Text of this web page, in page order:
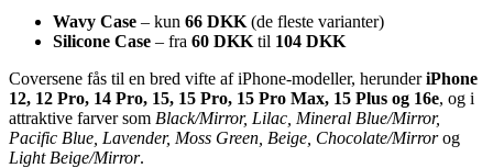
Wavy Case – kun 66 DKK (de fleste varianter)
Silicone Case – fra 60 DKK til 104 DKK
Coversene fås til en bred vifte af iPhone-modeller, herunderiPhone
12, 12 Pro, 14 Pro, 15, 15 Pro, 15 Pro Max, 15 Plus og 16e, og i
attraktive farver som Black/Mirror, Lilac, Mineral Blue/Mirror,
Pacific Blue, Lavender, Moss Green, Beige, Chocolate/Mirrorog
Light Beige/Mirror.